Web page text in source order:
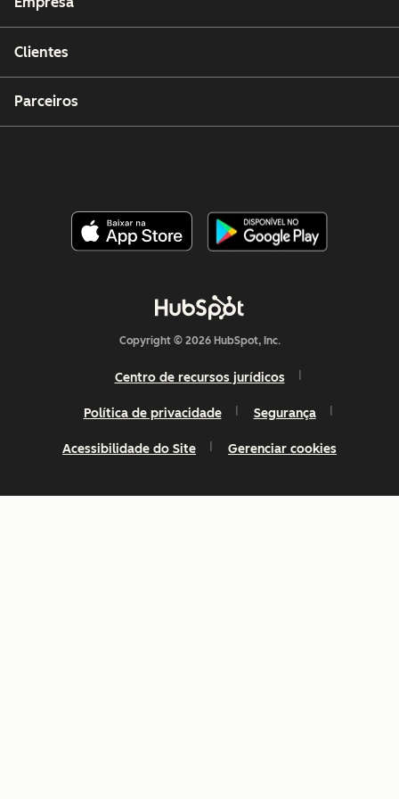
Clientes
Parceiros
Copyright © 2026 HubSpot, Inc.
Centro de recursos jurídicos
Política de privacidade Segurança
Acessibilidade do Site Gerenciar cookies